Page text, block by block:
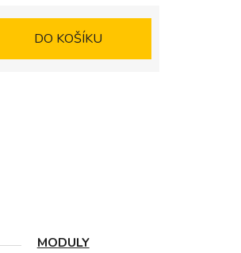
DO KOŠÍKU
MODULY